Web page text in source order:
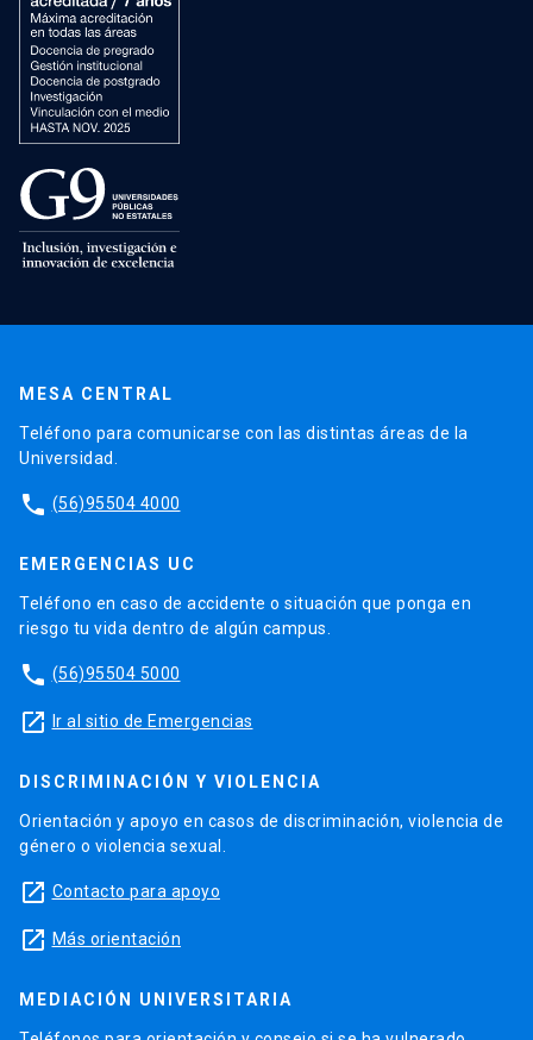
MESA CENTRAL
Teléfono para comunicarse con las distintas áreas de la
Universidad.
phone (56)95504 4000
EMERGENCIAS UC
Teléfono en caso de accidente o situación que ponga en
riesgo tu vida dentro de algún campus.
phone (56)95504 5000
launch Ir al sitio de Emergencias
DISCRIMINACIÓN Y VIOLENCIA
Orientación y apoyo en casos de discriminación, violencia de
género o violencia sexual.
launch Contacto para apoyo
launch Más orientación
MEDIACIÓN UNIVERSITARIA